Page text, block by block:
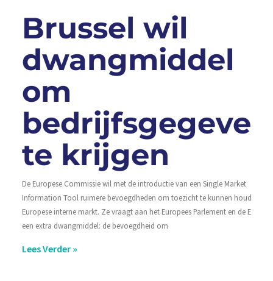
Brussel wil
dwangmiddel
om
te krijgen
De Europese Commissie wil met de introductie van een Single Market
Information Tool ruimere bevoegdheden om toezicht te kunnen houden op
Europese interne markt. Ze vraagt aan het Europees Parlement en de EU-
een extra dwangmiddel: de bevoegdheid om
Lees Verder »